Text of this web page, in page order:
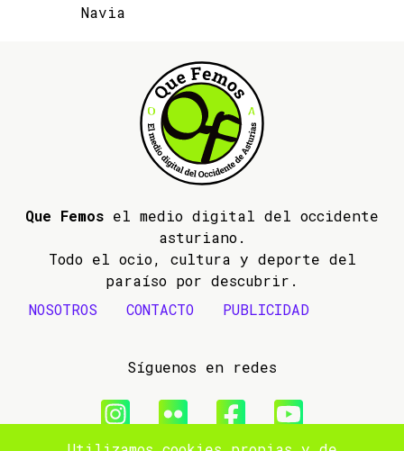
Navia
Que Femos el medio digital del occidente
asturiano.
Todo el ocio, cultura y deporte del
paraíso por descubrir.
NOSOTROS
CONTACTO PUBLICIDAD
Síguenos en redes